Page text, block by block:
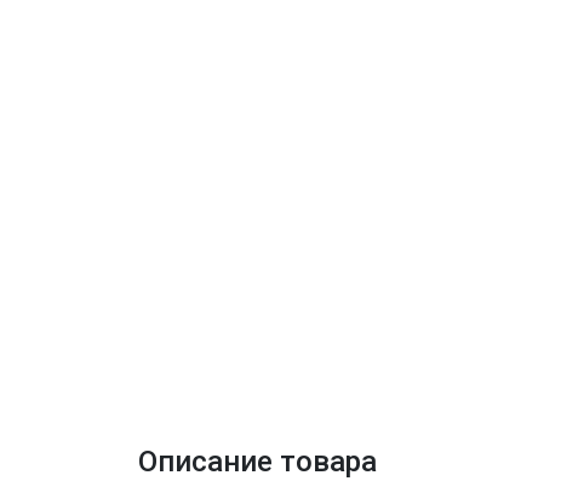
Описание товара